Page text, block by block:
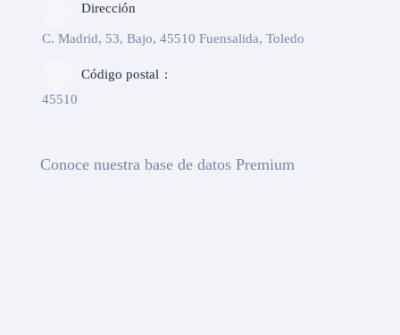
Dirección
C. Madrid, 53, Bajo, 45510 Fuensalida, Toledo
Código postal
45510
Conoce nuestra base de datos Premium